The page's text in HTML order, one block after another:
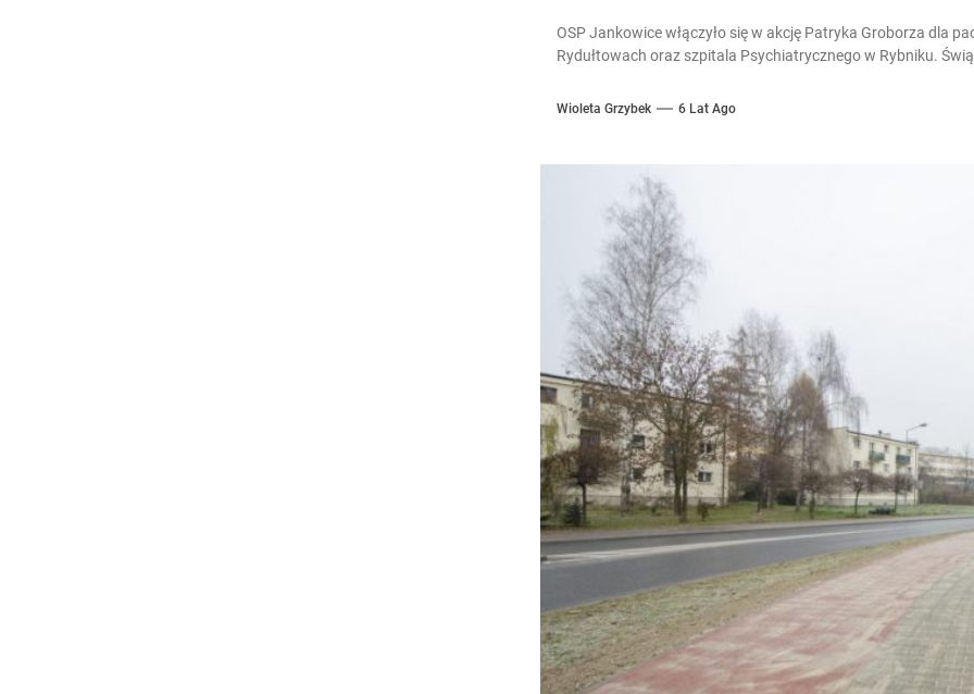
OSP Jankowice włączyło się w akcję Patryka Groborza dla
Rydułtowach oraz szpitala Psychiatrycznego w Rybniku.
Wioleta Grzybek 6 Lat Ago